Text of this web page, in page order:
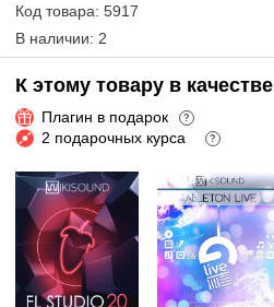
Код товара: 5917
В наличии: 2
К этому товару в
Плагин в подарок ?
2 подарочных курса ?